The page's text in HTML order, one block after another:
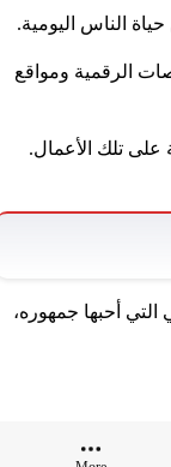
الناس اليومية.
الرقمية ومواقع
على تلك الأعمال.
التي أحبها جمهوره،